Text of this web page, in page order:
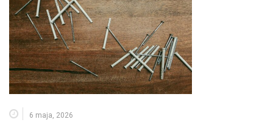
6 maja, 2026